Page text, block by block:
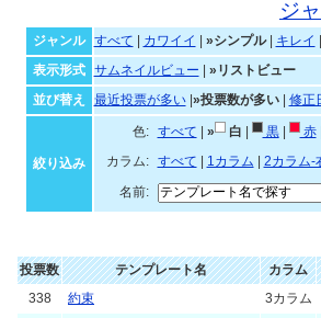
ジ
ジャンル すべて カワイイ »シンプル| キレイ
表示形式
サムネイルビュー
»リストビュー
並び替え
最近投票が多い| »投票数が多い| 修正
絞り込み
色: すべて » 白 黒| 赤|
カラム:
すべて 1カラム 2カラム-
名前:
投票数 テンプレート名 カラム
338
約束 3カラム